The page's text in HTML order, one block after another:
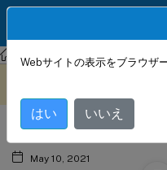
Citrix SD-WAN Citrix SD-
ルーティング
May 10, 2021
Webサイトの表示をブラウザ
はい いいえ